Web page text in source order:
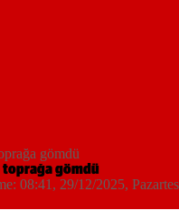
gömdü
toprağa gömdü
08:41, 29/12/2025,